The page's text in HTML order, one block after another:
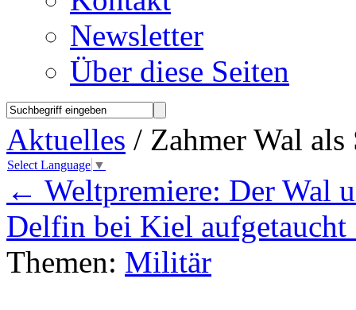
Newsletter
Über diese Seiten
Aktuelles / Zahmer Wal als
Select Language ▼
← Weltpremiere: Der Wal
Delfin bei Kiel aufgetaucht
Themen: Militär